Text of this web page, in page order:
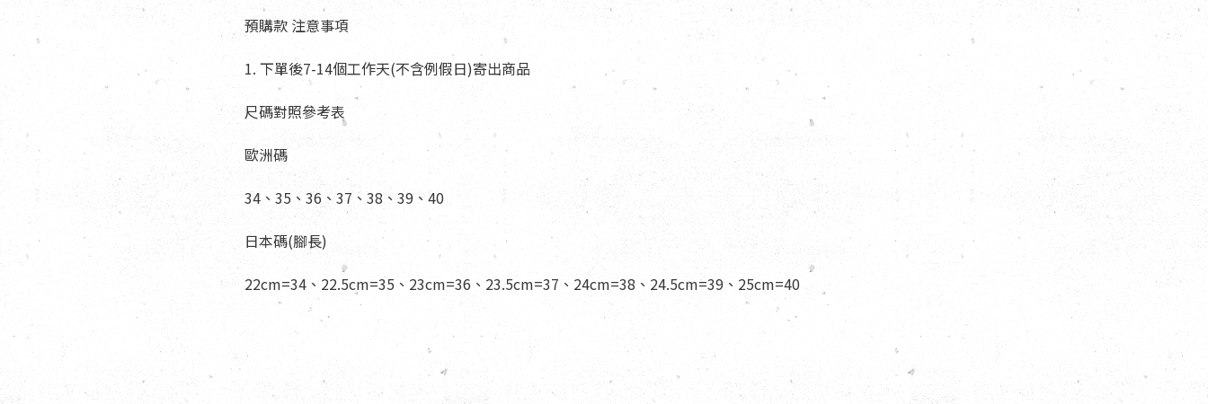
預購款 注意事項
1. 下單後7-14個工作天(不含例假日)寄出商品
尺碼對照參考表
歐洲碼
34、35、36、37、38、39、40
日本碼(腳長)
22cm=34、22.5cm=35、23cm=36、23.5cm=37、24cm=38、24.5cm=39、25cm=40